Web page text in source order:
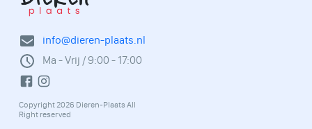
info@dieren-plaats.nl
Ma - Vrij / 9:00 - 17:00
Copyright 2026 Dieren-Plaats All
Right reserved